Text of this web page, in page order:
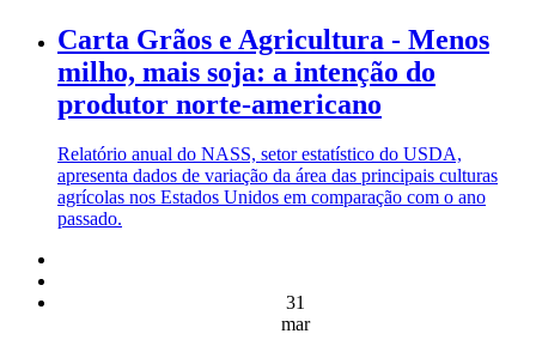
Carta Grãos e Agricultura - Menos
milho, mais soja: a intenção do
produtor norte-americano
Relatório anual do NASS, setor estatístico do USDA,
apresenta dados de variação da área das principais culturas
agrícolas nos Estados Unidos em comparação com o ano
passado.
31
mar